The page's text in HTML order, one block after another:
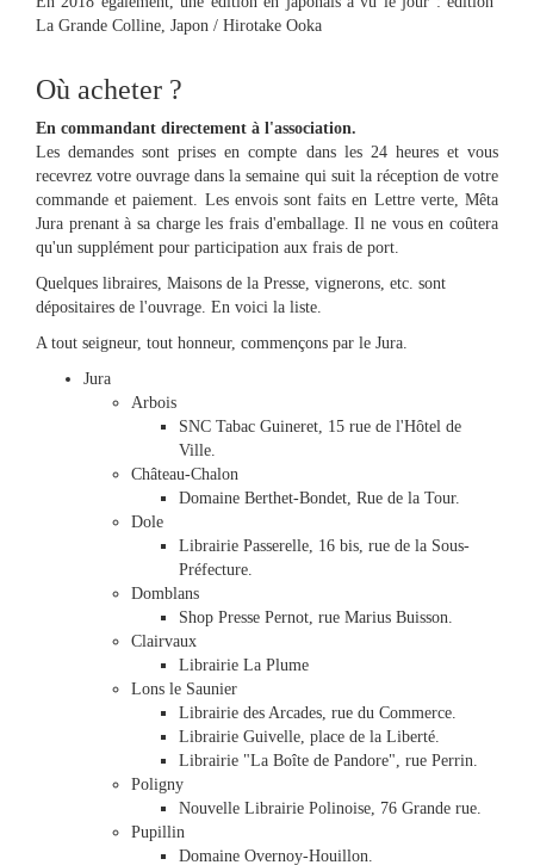
La Grande Colline, Japon / Hirotake Ooka
Où acheter ?
En commandant directement à l'association.
Les demandes sont prises en compte dans les 24 heures et vous
recevrez votre ouvrage dans la semaine qui suit la réception de votre
commande et paiement. Les envois sont faits en Lettre verte, Mêta
Jura prenant à sa charge les frais d'emballage. Il ne vous en coûtera
qu'un supplément pour participation aux frais de port.
Quelques libraires, Maisons de la Presse, vignerons, etc. sont
dépositaires de l'ouvrage. En voici la liste.
A tout seigneur, tout honneur, commençons par le Jura.
Jura
Arbois
SNC Tabac Guineret, 15 rue de l'Hôtel de
Ville.
Château-Chalon
Domaine Berthet-Bondet, Rue de la Tour.
Dole
Librairie Passerelle, 16 bis, rue de la Sous-
Préfecture.
Domblans
Shop Presse Pernot, rue Marius Buisson.
Clairvaux
Librairie La Plume
Lons le Saunier
Librairie des Arcades, rue du Commerce.
Librairie Guivelle, place de la Liberté.
Librairie "La Boîte de Pandore", rue Perrin.
Poligny
Nouvelle Librairie Polinoise, 76 Grande rue.
Pupillin
Domaine Overnoy-Houillon.